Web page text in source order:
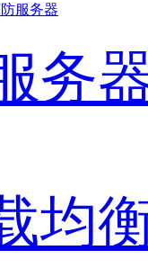
服务器
务
均